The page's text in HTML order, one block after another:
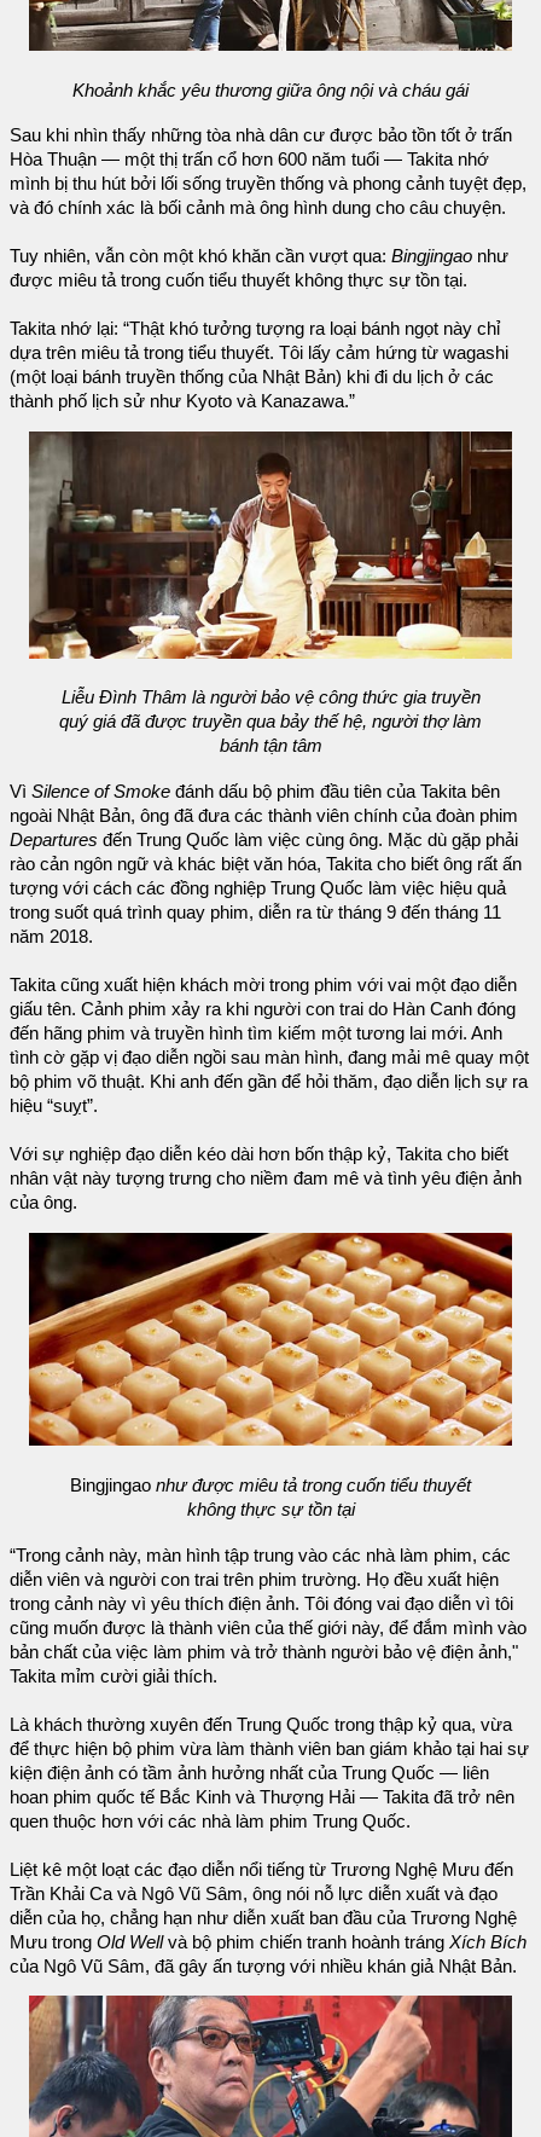
Khoảnh khắc yêu thương giữa ông nội và cháu gái
Sau khi nhìn thấy những tòa nhà dân cư được bảo tồn tốt ở trấn
Hòa Thuận — một thị trấn cổ hơn 600 năm tuổi — Takita nhớ
mình bị thu hút bởi lối sống truyền thống và phong cảnh tuyệt đẹp,
và đó chính xác là bối cảnh mà ông hình dung cho câu chuyện.
Tuy nhiên, vẫn còn một khó khăn cần vượt qua: Bingjingao như
được miêu tả trong cuốn tiểu thuyết không thực sự tồn tại.
Takita nhớ lại: “Thật khó tưởng tượng ra loại bánh ngọt này chỉ
dựa trên miêu tả trong tiểu thuyết. Tôi lấy cảm hứng từ wagashi
(một loại bánh truyền thống của Nhật Bản) khi đi du lịch ở các
thành phố lịch sử như Kyoto và Kanazawa.”
Liễu Đình Thâm là người bảo vệ công thức gia truyền
quý giá đã được truyền qua bảy thế hệ, người thợ làm
bánh tận tâm
Vì Silence of Smoke đánh dấu bộ phim đầu tiên của Takita bên
ngoài Nhật Bản, ông đã đưa các thành viên chính của đoàn phim
Departures đến Trung Quốc làm việc cùng ông. Mặc dù gặp phải
rào cản ngôn ngữ và khác biệt văn hóa, Takita cho biết ông rất ấn
tượng với cách các đồng nghiệp Trung Quốc làm việc hiệu quả
trong suốt quá trình quay phim, diễn ra từ tháng 9 đến tháng 11
năm 2018.
Takita cũng xuất hiện khách mời trong phim với vai một đạo diễn
giấu tên. Cảnh phim xảy ra khi người con trai do Hàn Canh đóng
đến hãng phim và truyền hình tìm kiếm một tương lai mới. Anh
tình cờ gặp vị đạo diễn ngồi sau màn hình, đang mải mê quay một
bộ phim võ thuật. Khi anh đến gần để hỏi thăm, đạo diễn lịch sự ra
hiệu “suỵt”.
Với sự nghiệp đạo diễn kéo dài hơn bốn thập kỷ, Takita cho biết
nhân vật này tượng trưng cho niềm đam mê và tình yêu điện ảnh
của ông.
Bingjingao như được miêu tả trong cuốn tiểu thuyết
không thực sự tồn tại
“Trong cảnh này, màn hình tập trung vào các nhà làm phim, các
diễn viên và người con trai trên phim trường. Họ đều xuất hiện
trong cảnh này vì yêu thích điện ảnh. Tôi đóng vai đạo diễn vì tôi
cũng muốn được là thành viên của thế giới này, để đắm mình vào
bản chất của việc làm phim và trở thành người bảo vệ điện ảnh,"
Takita mỉm cười giải thích.
Là khách thường xuyên đến Trung Quốc trong thập kỷ qua, vừa
để thực hiện bộ phim vừa làm thành viên ban giám khảo tại hai sự
kiện điện ảnh có tầm ảnh hưởng nhất của Trung Quốc — liên
hoan phim quốc tế Bắc Kinh và Thượng Hải — Takita đã trở nên
quen thuộc hơn với các nhà làm phim Trung Quốc.
Liệt kê một loạt các đạo diễn nổi tiếng từ Trương Nghệ Mưu đến
Trần Khải Ca và Ngô Vũ Sâm, ông nói nỗ lực diễn xuất và đạo
diễn của họ, chẳng hạn như diễn xuất ban đầu của Trương Nghệ
Mưu trong Old Wellvà bộ phim chiến tranh hoành tráng Xích Bích
của Ngô Vũ Sâm, đã gây ấn tượng với nhiều khán giả Nhật Bản.